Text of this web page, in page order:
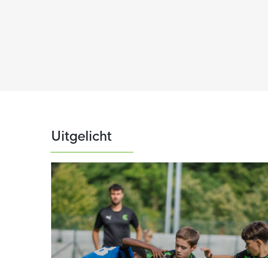
Uitgelicht